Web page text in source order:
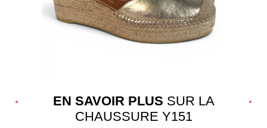
EN SAVOIR PLUS SUR LA
CHAUSSURE Y151